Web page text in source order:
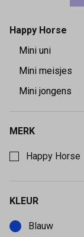
-Happy Horse
Mini uni
Mini meisjes
Mini jongens
MERK
Happy Horse
KLEUR
Blauw